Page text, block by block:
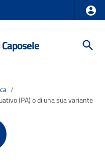
/
(PA) o di una sua variante